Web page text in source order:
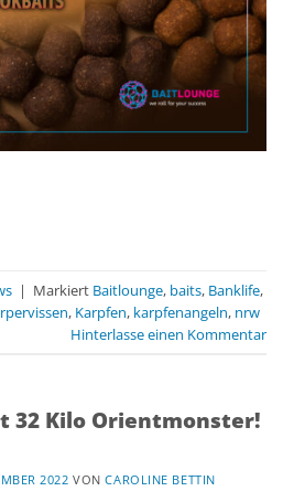
| Markiert Baitlounge, baits, Banklife,
, Karpfen, karpfenangeln, nrw
Hinterlasse einen Kommentar
32 Kilo Orientmonster!
2022 VONCAROLINE BETTIN